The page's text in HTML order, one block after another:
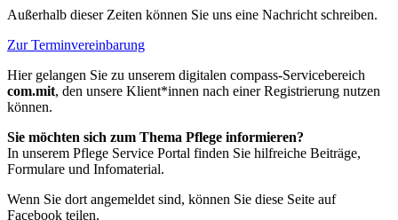
Außerhalb dieser Zeiten können Sie uns eine Nachricht schreiben.
Zur Terminvereinbarung
Hier gelangen Sie zu unserem digitalen compass-Servicebereich
com.mit, den unsere Klient*innen nach einer Registrierung nutzen
können.
Sie möchten sich zum Thema Pflege informieren?
In unserem Pflege Service Portal finden Sie hilfreiche Beiträge,
Formulare und Infomaterial.
Wenn Sie dort angemeldet sind, können Sie diese Seite auf
Facebook teilen.